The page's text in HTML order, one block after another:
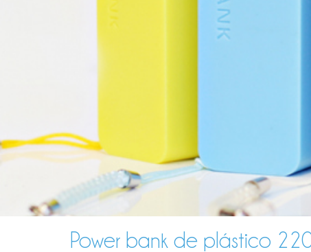
Power bank de plástico